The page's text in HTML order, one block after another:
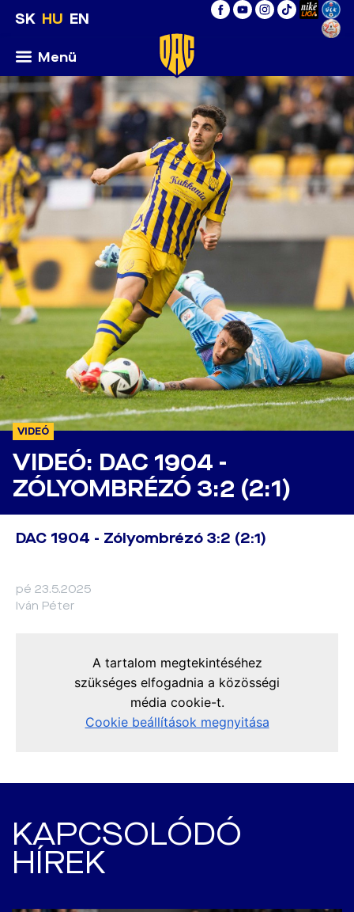
SK HU EN
Menü
VIDEÓ
VIDEÓ: DAC 1904 -
ZÓLYOMBRÉZÓ 3:2 (2:1)
DAC 1904 - Zólyombrézó 3:2 (2:1)
pé 23.5.2025
Iván Péter
KAPCSOLÓDÓ
HÍREK